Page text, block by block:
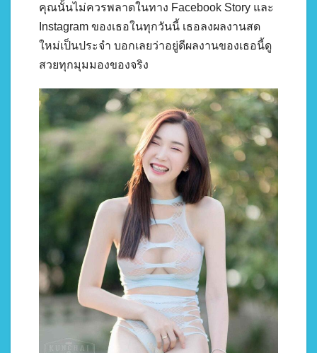
คุณนั้นไม่ควรพลาดในทาง Facebook Story และ
Instagram ของเธอในทุกวันนี้ เธอลงผลงานสด
ใหม่เป็นประจำ บอกเลยว่าอยู่ดีผลงานของเธอนี้ดู
สวยทุกมุมมองของจริง